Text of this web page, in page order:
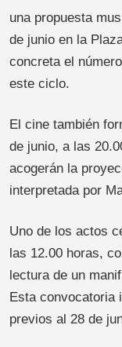
una propuesta
de junio en la
concreta el
este ciclo.
El cine también
de junio, a las
acogerán la
interpretada por
Uno de los actos
las 12.00 horas,
lectura de un
Esta convocatoria
previos al 28 de